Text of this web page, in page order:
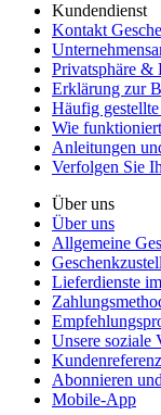
Kundendienst
Kontakt
Privatsphäre &
Erklärung zur
Häufig gestellte
Wie
Anleitungen
Verfolgen Sie
Über uns
Über uns
Allgemeine
Lieferdienste
Unsere soziale
Abonnieren
Mobile-App